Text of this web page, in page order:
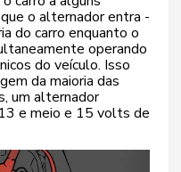
o alternador entra -
do carro enquanto o
operando
do veículo. Isso
da maioria das
um alternador
e meio e 15 volts de